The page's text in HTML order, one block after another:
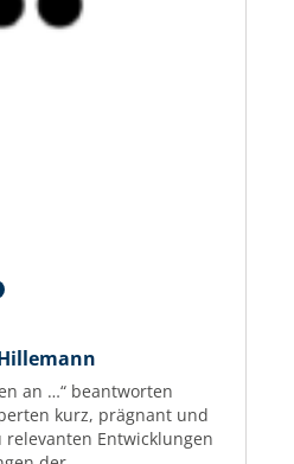
an …“ beantworten
kurz, prägnant und
relevanten Entwicklungen